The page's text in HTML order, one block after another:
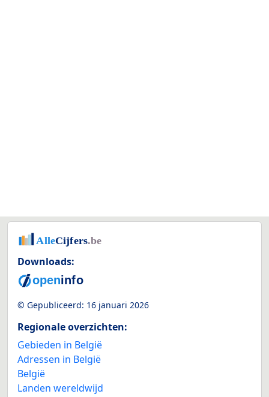
Downloads:
© Gepubliceerd: 16 januari 2026
Regionale overzichten:
Gebieden in België
Adressen in België
België
Landen wereldwijd